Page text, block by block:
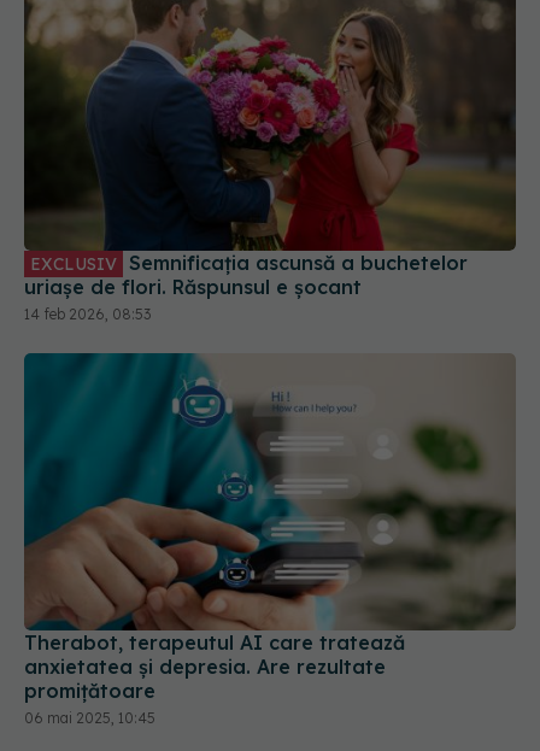
EXCLUSIV
uriașe de flori. Răspunsul e șocant
14 feb 2026, 08:53
Therabot, terapeutul AI care tratează
anxietatea și depresia. Are rezultate
promițătoare
06 mai 2025, 10:45